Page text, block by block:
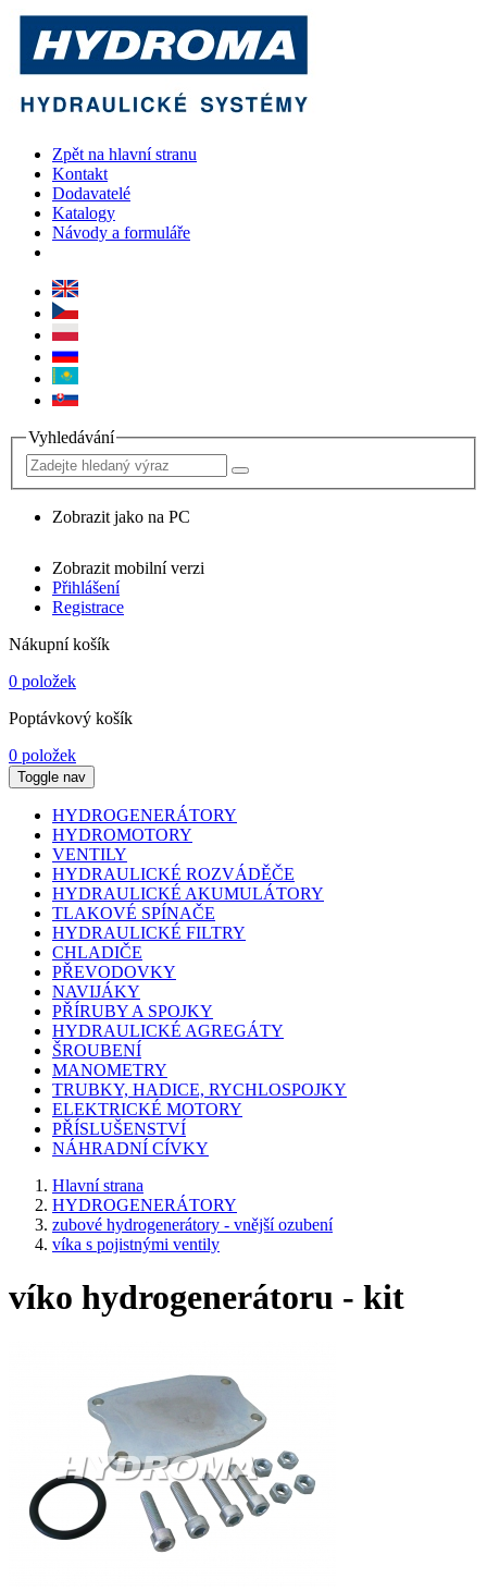
Zpět na hlavní stranu
Kontakt
Dodavatelé
Katalogy
Návody a formuláře
Vyhledávání
Zobrazit jako na PC
Zobrazit mobilní verzi
Přihlášení
Registrace
Nákupní košík
0 položek
Poptávkový košík
0 položek
Toggle nav
HYDROGENERÁTORY
HYDROMOTORY
VENTILY
HYDRAULICKÉ ROZVÁDĚČE
HYDRAULICKÉ AKUMULÁTORY
TLAKOVÉ SPÍNAČE
HYDRAULICKÉ FILTRY
CHLADIČE
PŘEVODOVKY
NAVIJÁKY
PŘÍRUBY A SPOJKY
HYDRAULICKÉ AGREGÁTY
ŠROUBENÍ
MANOMETRY
TRUBKY, HADICE, RYCHLOSPOJKY
ELEKTRICKÉ MOTORY
PŘÍSLUŠENSTVÍ
NÁHRADNÍ CÍVKY
Hlavní strana
HYDROGENERÁTORY
zubové hydrogenerátory - vnější ozubení
víka s pojistnými ventily
víko hydrogenerátoru - kit